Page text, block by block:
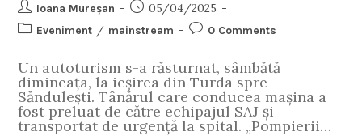
Ioana Mureșan 05/04/2025
Eveniment / mainstream 0 Comments
Un autoturism s-a răsturnat, sâmbătă
dimineața, la ieșirea din Turda spre
Săndulești. Tânărul care conducea mașina a
fost preluat de către echipajul SAJ și
transportat de urgență la spital. „Pompierii…